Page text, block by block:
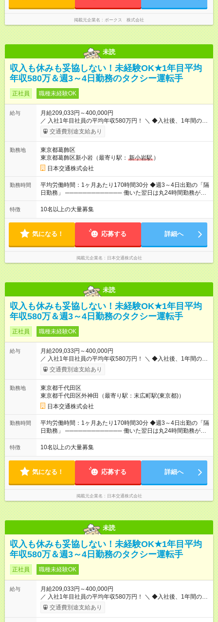
掲載元企業名 ボークス 株式会社
未読
収入も休みも妥協しない！未経験OK★1年目平均
年収580万＆週3～4日勤務のタクシー運転手
正社員 職種未経験OK
給与
月給209,033円～400,000円
／ 入社1年目社員の平均年収580万円！ ＼ ◆入社後、1年間の給
与保証あり！ ─────────────── 乗務にじっくりと慣れて
いただけるよう、売上に関係なく給与を保証します。保証額以
たします。 【入社1～3カ月目】月給40万円保証 【入社4～12カ
月目】月給35万円保証 【入社13カ月以降】月給20万9033円＋
歩合＋賞与年3回 ※上記には、一律支給の手当を含みます。
※「厚生労働省のタクシー運転者の最低賃金計算方法に基づ
く」 ◆業界最高水準の歩合率で還元！ ───────────────
売上の62%が歩合や賞与として還元されるため、頑張った分だ
も！ 【試用期間】試用期間あり 試用期間の長さ：3ヶ月 雇用形
態、給与は本採用時と同じです。 試用期間中の労働条件は本採
用と同じです。
交通費別途支給あり
勤務地
東京都葛飾区
東京都葛飾区新小岩（最寄り駅： 新小岩駅 ）
日本交通株式会社
勤務時間
平均労働時間：1ヶ月あたり170時間30分 ◆週3～4日出勤の「隔
日勤務」 ───────────── 働いた翌日は丸24時間勤務が入
りません。 ◆最も稼ぎやすい時間帯で勤務
───────────── シフトは、15：00～翌10：00 ※月間労働
7.5h ※残業は基本的にありません 平均労働時間：1ヶ月あたり
170時間30分 ◆週3～4日出勤の「隔日勤務」
───────────── 働いた翌日は丸24時間勤務が入りませ
ん。 ◆最も稼ぎやすい時間帯で勤務 ───────────── シフ
トは、15：00～翌10：00 ※月間労働時間170.5h ※1回の乗務は
15.5h（休憩3h） ※研修中は実働時間7.5h ※残業は基本的にあり
特徴 10名以上の大量募集
気になる！ 応募する 詳細へ
掲載元企業名 日本交通株式会社
未読
収入も休みも妥協しない！未経験OK★1年目平均
年収580万＆週3～4日勤務のタクシー運転手
正社員 職種未経験OK
給与
月給209,033円～400,000円
／ 入社1年目社員の平均年収580万円！ ＼ ◆入社後、1年間の給
与保証あり！ ─────────────── 乗務にじっくりと慣れて
いただけるよう、売上に関係なく給与を保証します。保証額以
たします。 【入社1～3カ月目】月給40万円保証 【入社4～12カ
月目】月給35万円保証 【入社13カ月以降】月給20万9033円＋
歩合＋賞与年3回 ※上記には、一律支給の手当を含みます。
※「厚生労働省のタクシー運転者の最低賃金計算方法に基づ
く」 ◆業界最高水準の歩合率で還元！ ───────────────
売上の62%が歩合や賞与として還元されるため、頑張った分だ
も！ 【試用期間】試用期間あり 試用期間の長さ：3ヶ月 雇用形
態、給与は本採用時と同じです。 試用期間中の労働条件は本採
用と同じです。
交通費別途支給あり
勤務地
東京都千代田区
東京都千代田区外神田（最寄り駅：末広町駅(東京都)）
日本交通株式会社
勤務時間
平均労働時間：1ヶ月あたり170時間30分 ◆週3～4日出勤の「隔
日勤務」 ───────────── 働いた翌日は丸24時間勤務が入
りません。 ◆最も稼ぎやすい時間帯で勤務
───────────── シフトは、15：00～翌10：00 ※月間労働
7.5h ※残業は基本的にありません 平均労働時間：1ヶ月あたり
170時間30分 ◆週3～4日出勤の「隔日勤務」
───────────── 働いた翌日は丸24時間勤務が入りませ
ん。 ◆最も稼ぎやすい時間帯で勤務 ───────────── シフ
トは、15：00～翌10：00 ※月間労働時間170.5h ※1回の乗務は
15.5h（休憩3h） ※研修中は実働時間7.5h ※残業は基本的にあり
特徴 10名以上の大量募集
気になる！ 応募する 詳細へ
掲載元企業名 日本交通株式会社
未読
収入も休みも妥協しない！未経験OK★1年目平均
年収580万＆週3～4日勤務のタクシー運転手
正社員 職種未経験OK
給与
月給209,033円～400,000円
／ 入社1年目社員の平均年収580万円！ ＼ ◆入社後、1年間の給
与保証あり！ ─────────────── 乗務にじっくりと慣れて
いただけるよう、売上に関係なく給与を保証します。保証額以
交通費別途支給あり